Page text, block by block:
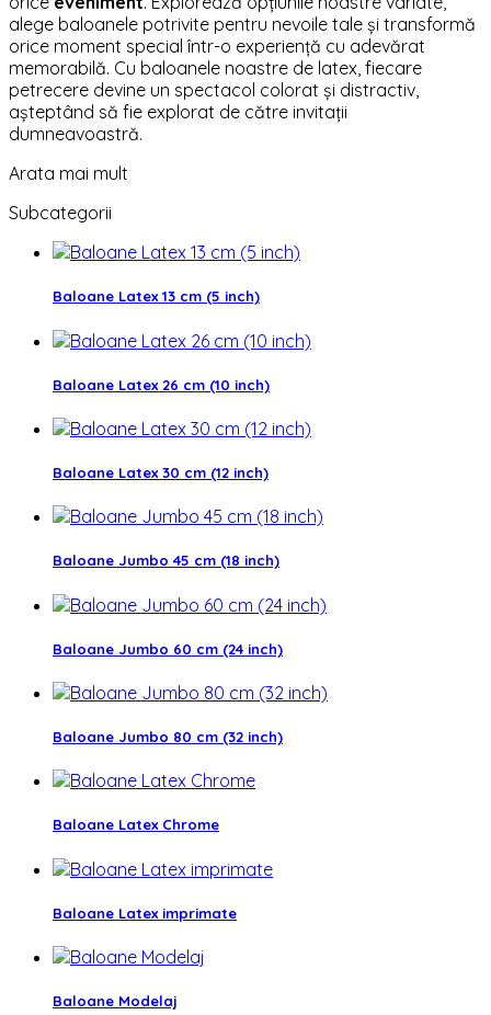
alege baloanele potrivite pentru nevoile tale și transformă
orice moment special într-o experiență cu adevărat
memorabilă. Cu baloanele noastre de latex, fiecare
petrecere devine un spectacol colorat și distractiv,
așteptând să fie explorat de către invitații
dumneavoastră.
Arata mai mult
Subcategorii
Baloane Latex 13 cm (5 inch)
Baloane Latex 26 cm (10 inch)
Baloane Latex 30 cm (12 inch)
Baloane Jumbo 45 cm (18 inch)
Baloane Jumbo 60 cm (24 inch)
Baloane Jumbo 80 cm (32 inch)
Baloane Latex Chrome
Baloane Latex imprimate
Baloane Modelaj